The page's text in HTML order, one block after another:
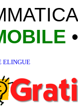
ELINGUE